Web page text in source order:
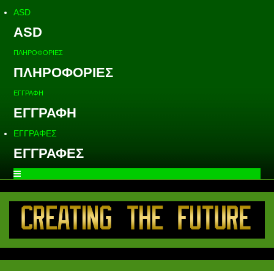
ASD
ASD
ΠΛΗΡΟΦΟΡΙΕΣ
ΠΛΗΡΟΦΟΡΙΕΣ
ΕΓΓΡΑΦΗ
ΕΓΓΡΑΦΗ
ΕΓΓΡΑΦΕΣ
ΕΓΓΡΑΦΕΣ